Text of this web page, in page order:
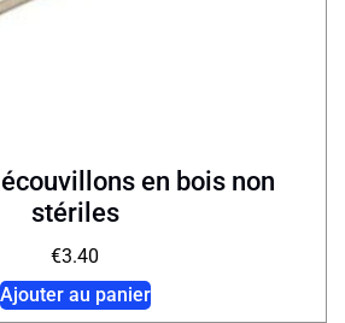
en bois non
stériles
€3.40
Ajouter au panier